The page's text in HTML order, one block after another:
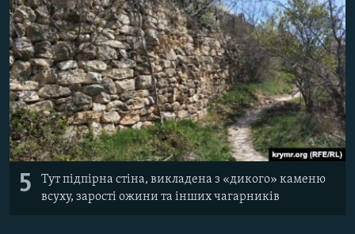
5
Тут підпірна стіна, викладена з «дикого» каменю
всуху, зарості ожини та інших чагарників